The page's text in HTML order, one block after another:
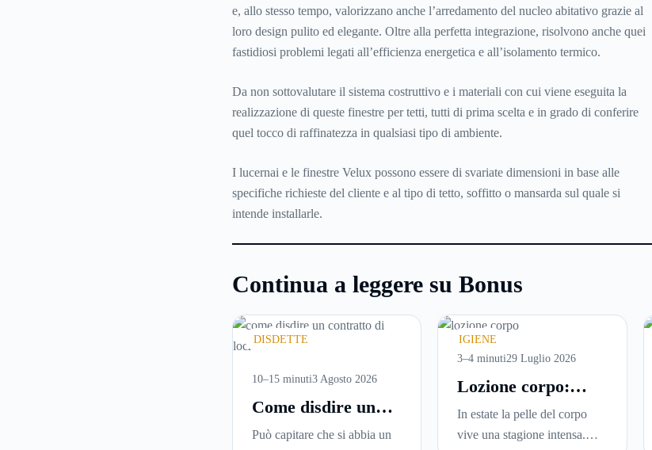
e, allo stesso tempo, valorizzano anche l’arredamento del nucleo abitativo grazie al
loro design pulito ed elegante. Oltre alla perfetta integrazione, risolvono anche quei
fastidiosi problemi legati all’efficienza energetica e all’isolamento termico.
Da non sottovalutare il sistema costruttivo e i materiali con cui viene eseguita la
realizzazione di queste finestre per tetti, tutti di prima scelta e in grado di conferire
quel tocco di raffinatezza in qualsiasi tipo di ambiente.
I lucernai e le finestre Velux possono essere di svariate dimensioni in base alle
specifiche richieste del cliente e al tipo di tetto, soffitto o mansarda sul quale si
intende installarle.
Continua a leggere su Bonus
DISDETTE
10–15 minuti3 Agosto 2026
Come disdire un
contratto di
Può capitare che si abbia un
IGIENE
3–4 minuti29 Luglio 2026
Lozione corpo:
perché è la scelta
ideale per idratare
In estate la pelle del corpo
vive una stagione intensa.